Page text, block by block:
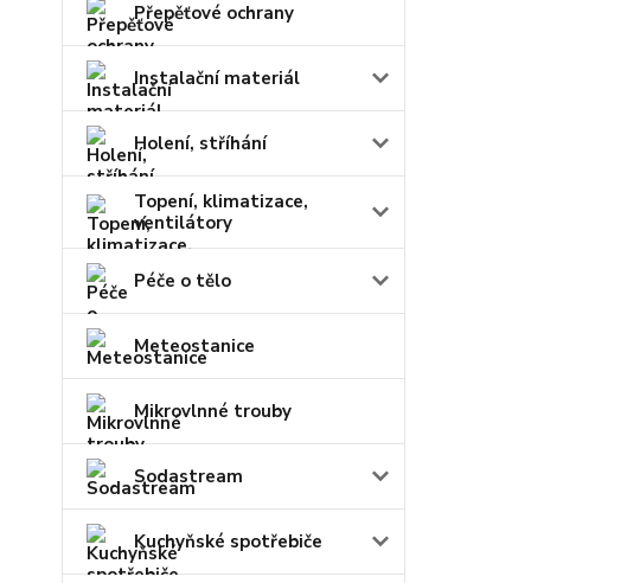
Přepěťové ochrany
Instalační materiál
Holení, stříhání
Topení, klimatizace,
ventilátory
Péče o tělo
Meteostanice
Mikrovlnné trouby
Sodastream
Kuchyňské spotřebiče